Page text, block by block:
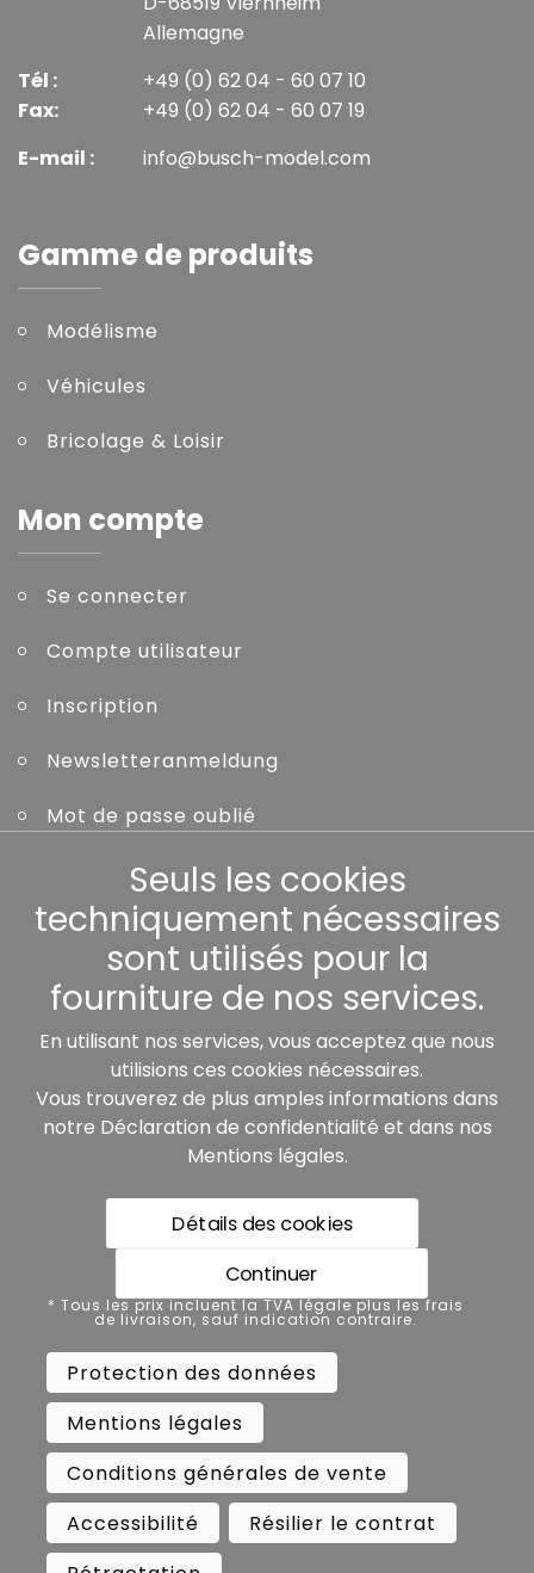
Allemagne
Tél :
Fax:
+49 (0) 62 04 - 60 07 10
+49 (0) 62 04 - 60 07 19
E-mail :
info@busch-model.com
Gamme de produits
Modélisme
Véhicules
Bricolage & Loisir
Mon compte
Se connecter
Compte utilisateur
Inscription
Newsletteranmeldung
Mot de passe oublié
Nos partenaires:
* Tous les prix incluent la TVA légale plus les frais de
livraison, sauf indication contraire.
Protection des données
Mentions légales
Conditions générales de vente
Accessibilité
Résilier le contrat
Rétractation
Copyright ©Busch.
Seuls les cookies
techniquement nécessaires
sont utilisés pour la
fourniture de nos services.
En utilisant nos services, vous acceptez que nous
utilisions ces cookies nécessaires.
Vous trouverez de plus amples informations dans
notre Déclaration de confidentialité et dans nos
Mentions légales.
Détails des cookies
Continuer
* Tous les prix incluent la TVA légale plus les frais
de livraison, sauf indication contraire.
Protection des données
Mentions légales
Conditions générales de vente
Accessibilité
Résilier le contrat